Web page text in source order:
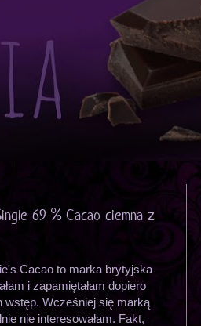
69 % Cacao ciemna z
Cacao to marka brytyjska
i zapamiętałam dopiero
wstęp. Wcześniej się marką
nie interesowałam. Fakt,